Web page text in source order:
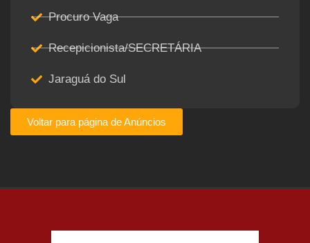
Procuro Vaga
Recepicionista/SECRETÁRIA
Jaraguá do Sul
Voltar para página de Anúncios